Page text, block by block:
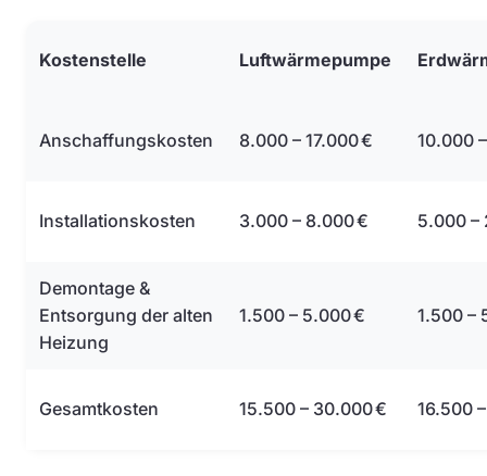
Kostenstelle Luftwärmepumpe
Anschaffungskosten 8.000 – 17.000 € 10.000
Installationskosten 3.000 – 8.000 € 5.000 –
Demontage &
Entsorgung der alten
Heizung
1.500 – 5.000 € 1.500 –
Gesamtkosten 15.500 – 30.000 € 16.500